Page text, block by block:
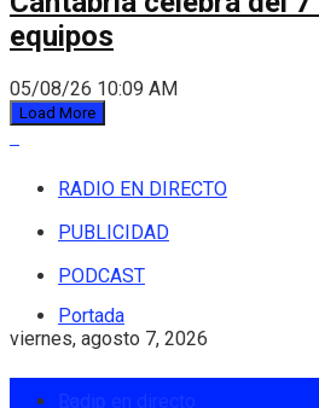
equipos
05/08/26 10:09 AM
Load More
RADIO EN DIRECTO
PUBLICIDAD
PODCAST
viernes, agosto 7, 2026
Portada